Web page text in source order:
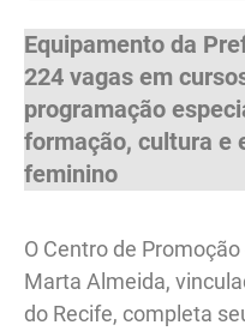
Equipamento da
224 vagas em
programação
formação, cultura e
feminino
O Centro de
Marta Almeida,
do Recife, completa